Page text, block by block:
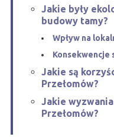
Jakie były
budowy tamy?
Wpływ na
Konsekwencje
Jakie są
Przełomów?
Jakie
Przełomów?